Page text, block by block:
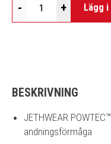
- + Lägg
BESKRIVNING
JETHWEAR
andningsförmåga